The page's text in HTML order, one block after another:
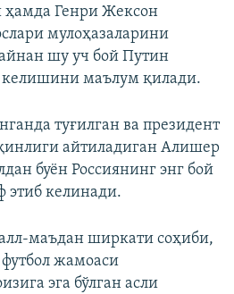
ҳамда Генри Жексон
мулоҳазаларини
шу уч бой Путин
келишини маълум қилади.
туғилган ва президент
айтиладиган Алишер
буён Россиянинг энг бой
этиб келинади.
маъдан ширкати соҳиби,
жамоаси
эга бўлган асли